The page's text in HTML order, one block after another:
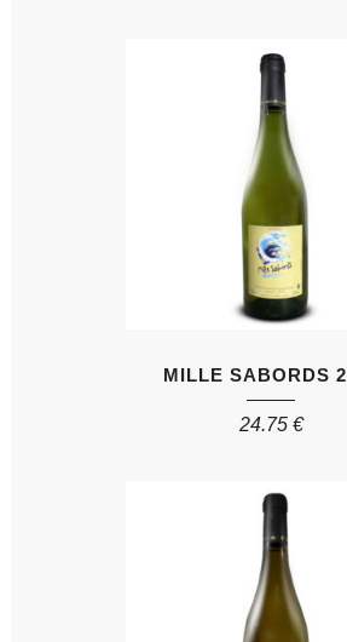
MILLE SABORDS
24.75 €